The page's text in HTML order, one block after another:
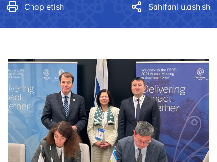
Chop etish Sahifani ulashish